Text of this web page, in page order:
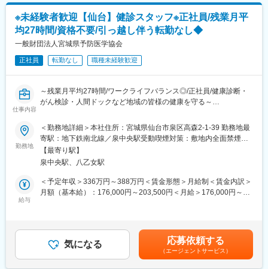
・復興庁「新しい東北」復興創生顕彰
・介護労働安定センター「優良事業所」
・経済産業省「健康経営優良法人」
変更の範囲：無
・病院や診療所など、医療機関への定期訪問
└既存7割、新規3割
※臨床検査に関する情報提供、顧客のニーズに合わせた検査方法や
検査項目の提案、アフターフォローなどを行います。
・受託した臨床検査の結果報告
・臨床検査受託サービスの契約
・検査用機器の準備、書類作成
■入社後のフォロー体制：
おります。
★臨床検査は理系分野になりますが、営業職は文系出身の社員が
多数活躍しております！
5名程度の組織となります。幅広い年代の社員が活躍しておりま
す。
・週休2日制：日曜・祝日+シフト制で1日休み
・残業代は全額支給
※未経験者歓迎【仙台】健診スタッフ※正社員/残業月平
均27時間/資格不要/引っ越し伴う転勤なし◆
一般財団法人宮城県予防医学協会
正社員 転勤なし 職種未経験歓迎
仕事内容
～残業月平均27時間/ワークライフバランス◎/正社員/健康診断・
がん検診・人間ドックなど地域の皆様の健康を守る～
＜各種健康診断・人間ドック・特定健診・特定保健指導を行う当
協会にて、巡回健診のスタッフ業務をお任せします＞
■職務内容について：
巡回健診の際に以下業務を担当いただきます。
・身体計測
・PC使用の受付及び検体（血液等）取り扱い業務
場へ移動します。
勤務地
＜勤務地詳細＞本社住所：宮城県仙台市泉区高森2-1-39 勤務地最
寄駅：地下鉄南北線／泉中央駅受動喫煙対策：敷地内全面禁煙変
更の範囲：会社の定める事業所
【最寄り駅】
泉中央駅、八乙女駅
給与
＜予定年収＞336万円～388万円＜賃金形態＞月給制＜賃金内訳＞
月額（基本給）：176,000円～203,500円＜月給＞176,000円～
金はあくまでも目安の金額であり、選考を通じて上下する可能性
があります。月給(月額)は固定手当を含めた表記です。
気になる 応募依頼する
（エージェントサービス）